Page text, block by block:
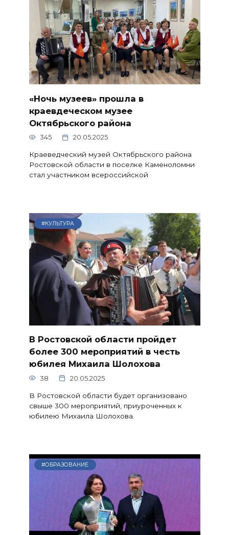
«Ночь музеев» прошла в
краевдеческом музее
Октябрьского района
345 20.05.2025
Краеведческий музей Октябрьского района
Ростовской области в поселке Каменоломни
стал участником всероссийской
#КУЛЬТУРА
В Ростовской области пройдет
более 300 мероприятий в честь
юбилея Михаила Шолохова
38 20.05.2025
В Ростовской области будет организовано
свыше 300 мероприятий, приуроченных к
юбилею Михаила Шолохова.
#ОБРАЗОВАНИЕ